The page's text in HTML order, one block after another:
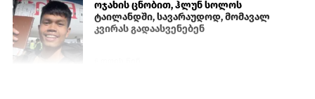
ოჯახის ცნობით, ჰლუნ სოლოს
ტაილანდში, სავარაუდოდ, მომავალ
კვირას გადაასვენებენ